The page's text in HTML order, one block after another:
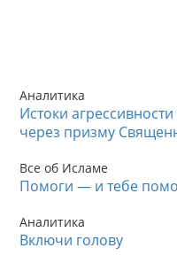
Аналитика
Истоки
через призму
Все об Исламе
Помоги — и тебе
Аналитика
Включи голову